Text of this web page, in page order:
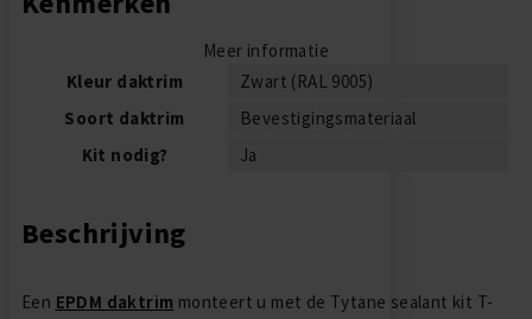
Meer informatie
Kleur daktrim
Zwart (RAL 9005)
Soort daktrim
Bevestigingsmateriaal
Kit nodig?
Ja
Beschrijving
Een EPDM daktrim monteert u met de Tytane sealant kit T-